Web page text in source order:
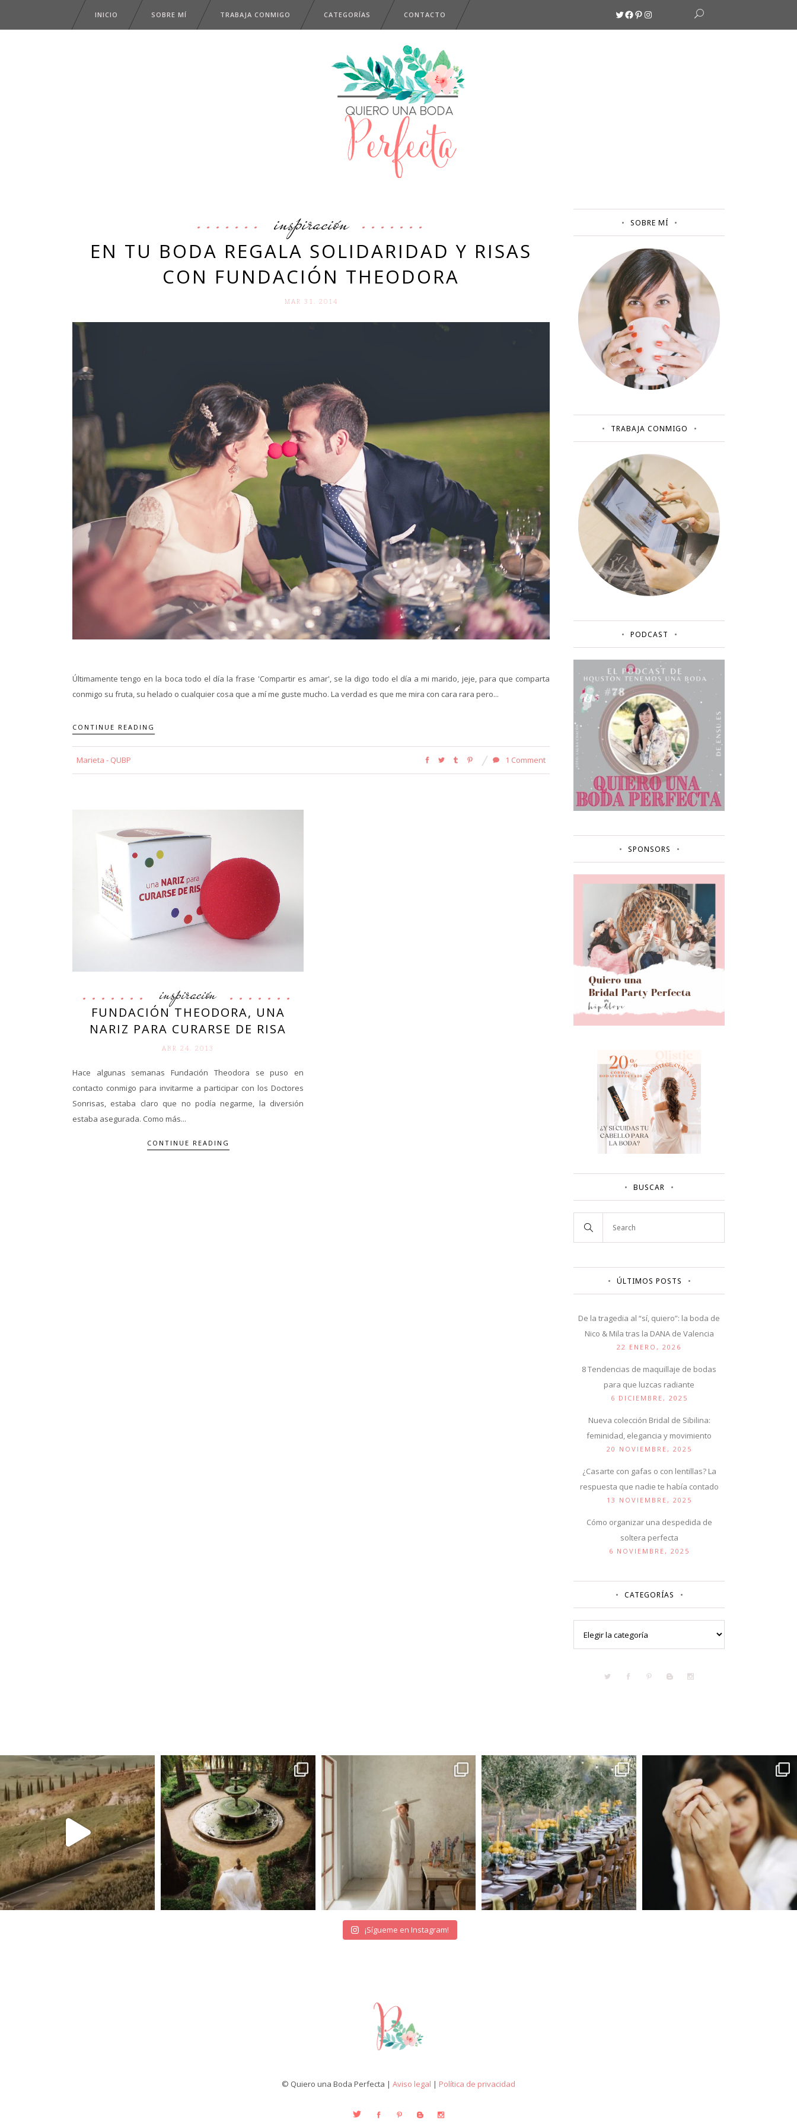
INICIO SOBRE MÍ TRABAJA CONMIGO CATEGORÍAS CONTACTO Twitter
Facebook
Pinterest
Instagram
inspiración
EN TU BODA REGALA SOLIDARIDAD Y RISAS
CON FUNDACIÓN THEODORA
MAR 31. 2014
Últimamente tengo en la boca todo el día la frase 'Compartir es amar', se la digo todo el día a mi marido, jeje, para que comparta
conmigo su fruta, su helado o cualquier cosa que a mí me guste mucho. La verdad es que me mira con cara rara pero...
CONTINUE READING
Marieta - QUBP 1 Comment
inspiración
FUNDACIÓN THEODORA, UNA
NARIZ PARA CURARSE DE RISA
ABR 24. 2013
Hace algunas semanas Fundación Theodora se puso en
contacto conmigo para invitarme a participar con los Doctores
Sonrisas, estaba claro que no podía negarme, la diversión
estaba asegurada. Como más...
CONTINUE READING
SOBRE MÍ
TRABAJA CONMIGO
PODCAST
SPONSORS
BUSCAR
ÚLTIMOS POSTS
De la tragedia al “sí, quiero”: la boda de
Nico & Mila tras la DANA de Valencia
22 ENERO, 2026
8 Tendencias de maquillaje de bodas
para que luzcas radiante
6 DICIEMBRE, 2025
Nueva colección Bridal de Sibilina:
feminidad, elegancia y movimiento
20 NOVIEMBRE, 2025
¿Casarte con gafas o con lentillas? La
respuesta que nadie te había contado
13 NOVIEMBRE, 2025
Cómo organizar una despedida de
soltera perfecta
6 NOVIEMBRE, 2025
CATEGORÍAS
¡Sígueme en Instagram!
© Quiero una Boda Perfecta | Aviso legal | Política de privacidad